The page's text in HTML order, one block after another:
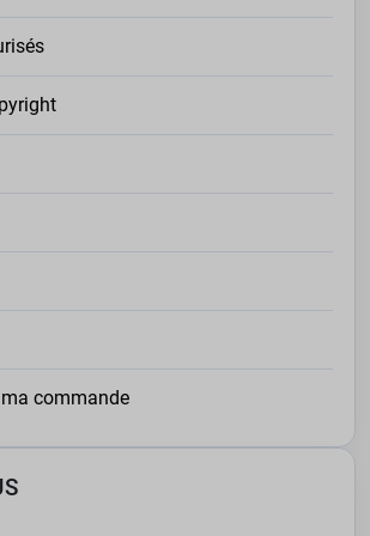
MATIÈRES ADAPTÉES À VOTRE
quotidien ou un usage sportif, une
est idéale. Pour un style casual-chic,
une ceinture en cuir assure un
AU RESTE DE VOTRE
tressé se marie parfaitement
sa place avec un pantalon chino
hommes de forte corpulence sont
commande